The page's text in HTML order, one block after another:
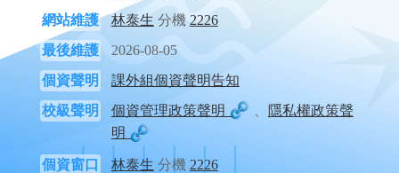
網站維護
林泰生 分機 2226
最後維護
2026-08-05
個資聲明
課外組個資聲明告知
校級聲明
個資管理政策聲明
隱私權政策聲
明
個資窗口 林泰生 分機 2226